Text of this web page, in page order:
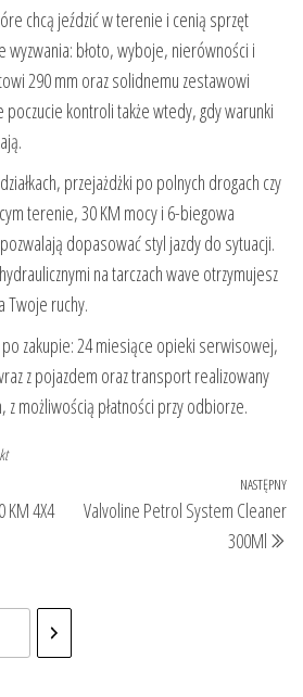
chcą jeździć w terenie i cenią sprzęt
błoto, wyboje, nierówności i
290 mm oraz solidnemu zestawowi
kontroli także wtedy, gdy warunki
przejażdżki po polnych drogach czy
terenie, 30 KM mocy i 6-biegowa
dopasować styl jazdy do sytuacji.
na tarczach wave otrzymujesz
Twoje ruchy.
zakupie: 24 miesiące opieki serwisowej,
z pojazdem oraz transport realizowany
z możliwością płatności przy odbiorze.
KM 4X4
NASTĘPNY
Valvoline Petrol System Cleaner
300Ml